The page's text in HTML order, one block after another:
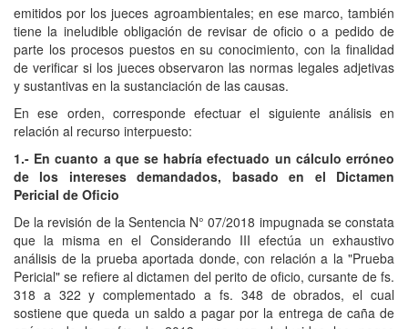
emitidos por los jueces agroambientales; en ese marco, también
tiene la ineludible obligación de revisar de oficio o a pedido de
parte los procesos puestos en su conocimiento, con la finalidad
de verificar si los jueces observaron las normas legales adjetivas
y sustantivas en la sustanciación de las causas.
En ese orden, corresponde efectuar el siguiente análisis en
relación al recurso interpuesto:
1.- En cuanto a que se habría efectuado un cálculo erróneo
de los intereses demandados, basado en el Dictamen
Pericial de Oficio
De la revisión de la Sentencia N° 07/2018 impugnada se constata
que la misma en el Considerando III efectúa un exhaustivo
análisis de la prueba aportada donde, con relación a la "Prueba
Pericial" se refiere al dictamen del perito de oficio, cursante de fs.
318 a 322 y complementado a fs. 348 de obrados, el cual
sostiene que queda un saldo a pagar por la entrega de caña de